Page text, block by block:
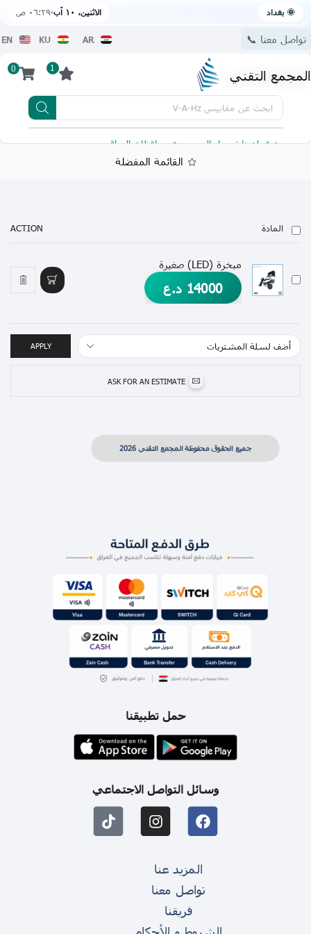
🌞 بغداد الاثنين، ١٠ آب ٠٦:٢٩ ص
تواصل معنا 📞 AR
KU
EN
المجمع التقني 1
0
ابحث عن مقاييس V-A-Hz
يتوفر لدينا توصيل الى جميع محافظات العراق
القائمة المفضلة
المادة ACTION
مبخرة (LED) صغيرة
14000 د.ع
APPLY
ASK FOR AN ESTIMATE
جميع الحقوق محفوظة المجمع التقني 2026
حمل تطبيقنا
وسائل التواصل الاجتماعي
المزيد عنا
تواصل معنا
فريقنا